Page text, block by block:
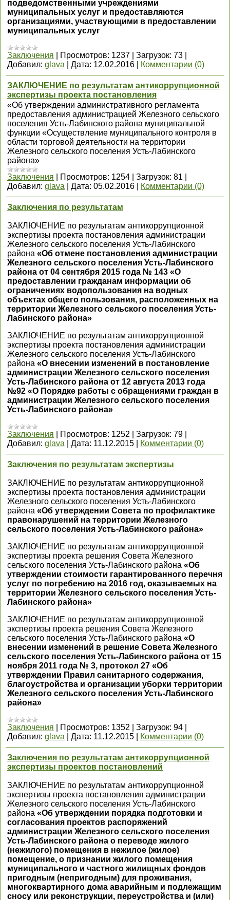
подведомственными учреждениями
муниципальных услуг и предоставляются
организациями, участвующими в предоставлении
муниципальных услуг
Заключения Просмотров: 1237 Загрузок: 73
Добавил: glava Дата: 12.02.2016 Комментарии (0)
ЗАКЛЮЧЕНИЕ по результатам антикоррупционной
экспертизы проекта постановления
«Об утверждении административного регламента
предоставления администрацией Железного сельского
поселения Усть-Лабинского района муниципальной
функции «Осуществление муниципального контроля в
области торговой деятельности на территории
Железного сельского поселения Усть-Лабинского
района»
Заключения
Просмотров: 1254 Загрузок: 81
Добавил: glava Дата: 05.02.2016 Комментарии (0)
Заключения по результатам
ЗАКЛЮЧЕНИЕ по результатам антикоррупционной
экспертизы проекта постановления администрации
Железного сельского поселения Усть-Лабинского
района «Об отмене постановления администрации
Железного сельского поселения Усть-Лабинского
района от 04 сентября 2015 года № 143 «О
предоставлении гражданам информации об
ограничениях водопользования на водных
объектах общего пользования, расположенных на
территории Железного сельского поселения Усть-
Лабинского района»
ЗАКЛЮЧЕНИЕ по результатам антикоррупционной
экспертизы проекта постановления администрации
Железного сельского поселения Усть-Лабинского
района «О внесении изменений в постановление
администрации Железного сельского поселения
Усть-Лабинского района от 12 августа 2013 года
№92 «О Порядке работы с обращениями граждан в
администрации Железного сельского поселения
Усть-Лабинского района»
Заключения Просмотров: 1252 Загрузок: 79
Добавил: glava Дата: 11.12.2015 Комментарии (0)
Заключения по результатам экспертизы
ЗАКЛЮЧЕНИЕ по результатам антикоррупционной
экспертизы проекта постановления администрации
Железного сельского поселения Усть-Лабинского
района «Об утверждении Совета по профилактике
правонарушений на территории Железного
сельского поселения Усть-Лабинского района»
ЗАКЛЮЧЕНИЕ по результатам антикоррупционной
экспертизы проекта решения Совета Железного
сельского поселения Усть-Лабинского района «Об
утверждении стоимости гарантированного перечня
услуг по погребению на 2016 год, оказываемых на
территории Железного сельского поселения Усть-
Лабинского района»
ЗАКЛЮЧЕНИЕ по результатам антикоррупционной
экспертизы проекта решения Совета Железного
сельского поселения Усть-Лабинского района «О
внесении изменений в решение Совета Железного
сельского поселения Усть-Лабинского района от 15
ноября 2011 года № 3, протокол 27 «Об
утверждении Правил санитарного содержания,
благоустройства и организации уборки территории
Железного сельского поселения Усть-Лабинского
района»
Заключения Просмотров: 1352 Загрузок: 94
Добавил: glava Дата: 11.12.2015 Комментарии (0)
Заключения по результатам антикоррупционной
экспертизы проектов постановлений
ЗАКЛЮЧЕНИЕ по результатам антикоррупционной
экспертизы проекта постановления администрации
Железного сельского поселения Усть-Лабинского
района «Об утверждении порядка подготовки и
согласования проектов распоряжений
администрации Железного сельского поселения
Усть-Лабинского района о переводе жилого
(нежилого) помещения в нежилое (жилое)
помещение, о признании жилого помещения
муниципального и частного жилищных фондов
пригодным (непригодным) для проживания,
многоквартирного дома аварийным и подлежащим
сносу или реконструкции, переустройства и (или)